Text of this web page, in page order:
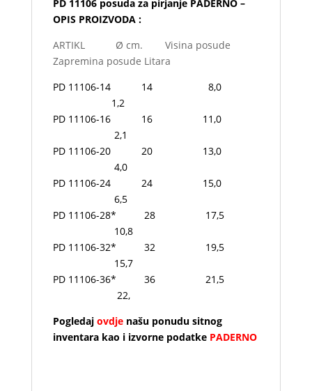
PD 11106 posuda za pirjanje PADERNO –
OPIS PROIZVODA :
ARTIKL Ø cm. Visina posude
Zapremina posude Litara
PD 11106-14 14 8,0
1,2
PD 11106-16 16 11,0
2,1
PD 11106-20 20 13,0
4,0
PD 11106-24 24 15,0
6,5
PD 11106-28* 28 17,5
10,8
PD 11106-32* 32 19,5
15,7
PD 11106-36* 36 21,5
22,
Pogledaj ovdjenašu ponudu sitnog
inventara kao i izvorne podatke PADERNO